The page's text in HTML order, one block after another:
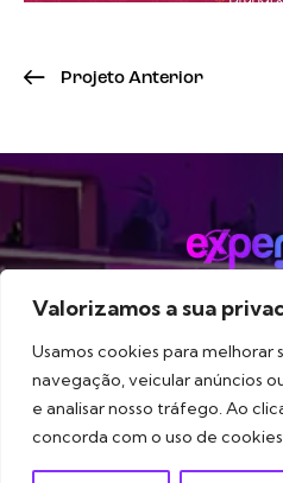
Valorizamos a sua
Usamos cookies para melhorar
navegação, veicular anúncios
e analisar nosso tráfego. Ao
concorda com o uso de
Projeto Anterior
Método Serviços
Experts Digitais© 2026.